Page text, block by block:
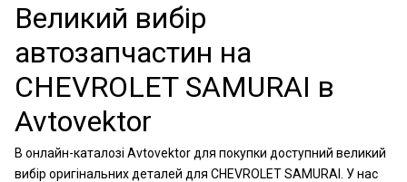
Великий вибір
автозапчастин на
CHEVROLET SAMURAI в
Avtovektor
В онлайн-каталозі Avtovektor для покупки доступний великий
вибір оригінальних деталей для CHEVROLET SAMURAI. У нас